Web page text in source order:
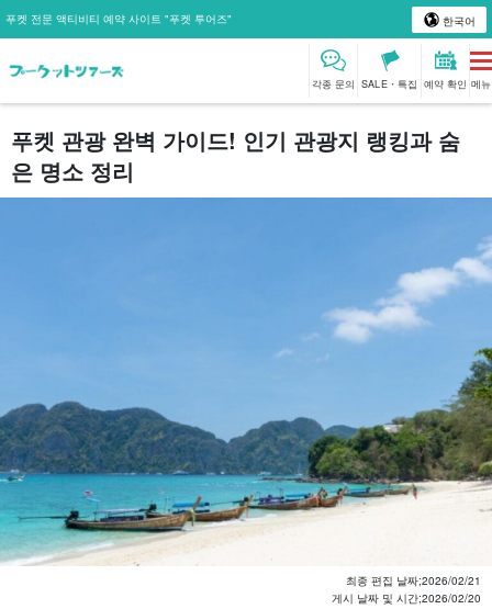
푸켓 전문 액티비티 예약 사이트 "푸켓 투어즈" 한국어
각종 문의 SALE・특집 예약 확인 메뉴
푸켓 관광 완벽 가이드! 인기 관광지 랭킹과 숨
은 명소 정리
최종 편집 날짜;2026/02/21
게시 날짜 및 시간;2026/02/20